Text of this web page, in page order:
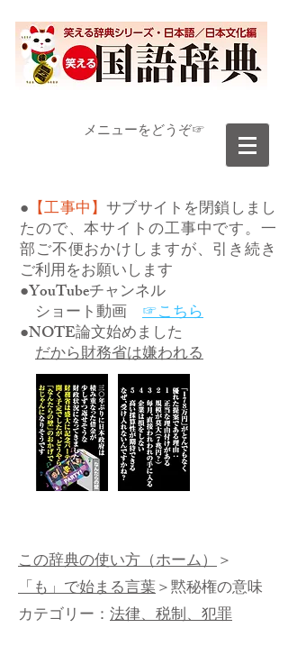
​メニューをどうぞ☞
● 【工事中】サブサイトを閉鎖しまし
たので、本サイトの工事中です。一
部ご不便おかけしますが、引き続き
ご利用をお願いします
●YouTubeチャンネル
ショート動画 ☞こちら
●NOTE論文始めました
だから財務省は嫌われる
この辞典の使い方（ホーム）＞
「も」で始まる言葉＞黙秘権の意味
カテゴリー： 法律、税制、犯罪